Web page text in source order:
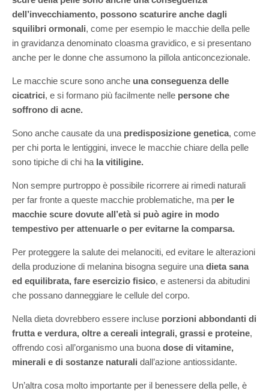
dell’invecchiamento, possono scaturire anche dagli
squilibri ormonali, come per esempio le macchie della pelle
in gravidanza denominato cloasma gravidico, e si presentano
anche per le donne che assumono la pillola anticoncezionale.
Le macchie scure sono anche una conseguenza delle
cicatrici, e si formano più facilmente nelle persone che
soffrono di acne.
Sono anche causate da una predisposizione genetica, come
per chi porta le lentiggini, invece le macchie chiare della pelle
sono tipiche di chi ha la vitiligine.
Non sempre purtroppo è possibile ricorrere ai rimedi naturali
per far fronte a queste macchie problematiche, ma per le
macchie scure dovute all’età si può agire in modo
tempestivo per attenuarle o per evitarne la comparsa.
Per proteggere la salute dei melanociti, ed evitare le alterazioni
della produzione di melanina bisogna seguire una dieta sana
ed equilibrata, fare esercizio fisico, e astenersi da abitudini
che possano danneggiare le cellule del corpo.
Nella dieta dovrebbero essere incluse porzioni abbondanti di
frutta e verdura, oltre a cereali integrali, grassi e proteine,
offrendo così all’organismo una buona dose di vitamine,
minerali e di sostanze naturali dall’azione antiossidante.
Un’altra cosa molto importante per il benessere della pelle, è